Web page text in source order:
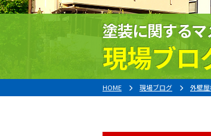
塗装に関する
現場ブロ
HOME 現場ブログ 外壁